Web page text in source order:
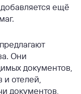
ещё
Они
документов,
отелей,
документов,